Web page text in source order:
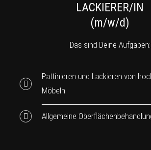
LACKIERER/IN
(m/w/d)
Das sind Deine Aufgaben:
Pattinieren und Lackieren von
Möbeln
Allgemeine